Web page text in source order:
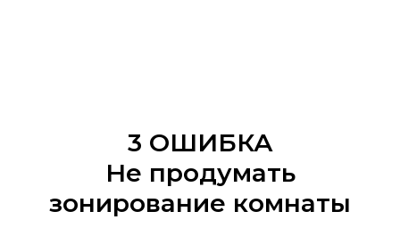
3 ОШИБКА
Не продумать
зонирование комнаты